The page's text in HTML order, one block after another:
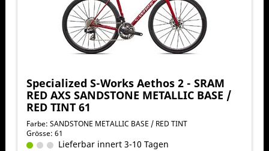
Specialized S-Works Aethos 2 - SRAM
RED AXS SANDSTONE METALLIC BASE /
RED TINT 61
Farbe: SANDSTONE METALLIC BASE / RED TINT
Grösse: 61
Lieferbar innert 3-10 Tagen